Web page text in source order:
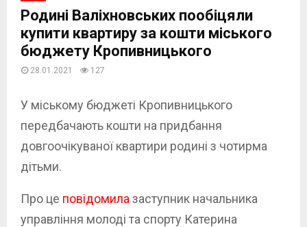
Родині Валіхновських пообіцяли
купити квартиру за кошти міського
бюджету Кропивницького
28.01.2021 127
У міському бюджеті Кропивницького
передбачають кошти на придбання
довгоочікуваної квартири родині з чотирма
дітьми.
Про це повідомила заступник начальника
управління молоді та спорту Катерина